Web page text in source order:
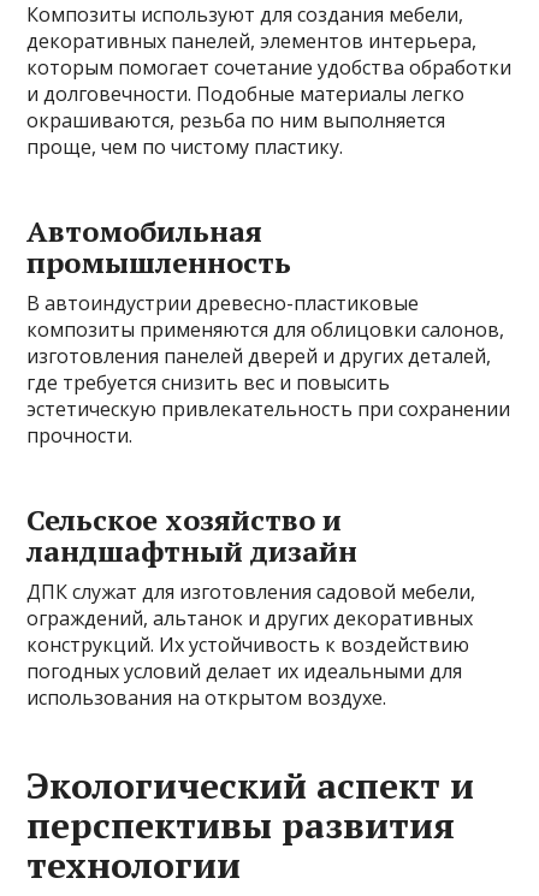
Композиты используют для создания мебели,
декоративных панелей, элементов интерьера,
которым помогает сочетание удобства обработки
и долговечности. Подобные материалы легко
окрашиваются, резьба по ним выполняется
проще, чем по чистому пластику.
Автомобильная
промышленность
В автоиндустрии древесно-пластиковые
композиты применяются для облицовки салонов,
изготовления панелей дверей и других деталей,
где требуется снизить вес и повысить
эстетическую привлекательность при сохранении
прочности.
Сельское хозяйство и
ландшафтный дизайн
ДПК служат для изготовления садовой мебели,
ограждений, альтанок и других декоративных
конструкций. Их устойчивость к воздействию
погодных условий делает их идеальными для
использования на открытом воздухе.
Экологический аспект и
перспективы развития
технологии